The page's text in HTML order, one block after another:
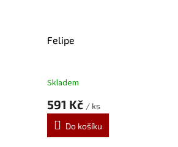
Felipe
Skladem
591 Kč / ks
Do košíku